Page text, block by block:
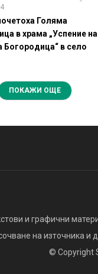
Голяма
в храма „Успение на
Богородица“ в село
ПОКАЖИ ОЩЕ
и графични
на източника
© Copyright